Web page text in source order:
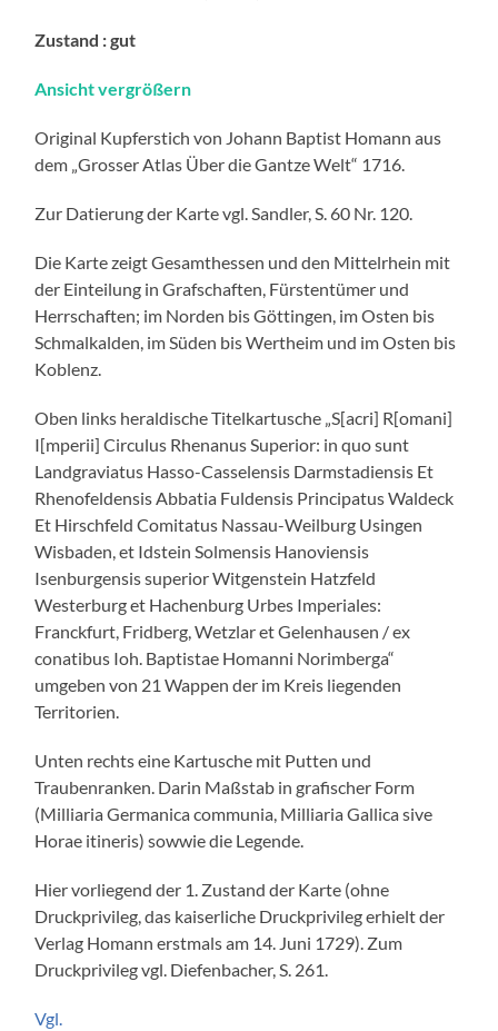
Zustand : gut
Ansicht vergrößern
Original Kupferstich von Johann Baptist Homann aus
dem „Grosser Atlas Über die Gantze Welt“ 1716.
Zur Datierung der Karte vgl. Sandler, S. 60 Nr. 120.
Die Karte zeigt Gesamthessen und den Mittelrhein mit
der Einteilung in Grafschaften, Fürstentümer und
Herrschaften; im Norden bis Göttingen, im Osten bis
Schmalkalden, im Süden bis Wertheim und im Osten bis
Koblenz.
Oben links heraldische Titelkartusche „S[acri] R[omani]
I[mperii] Circulus Rhenanus Superior: in quo sunt
Landgraviatus Hasso-Casselensis Darmstadiensis Et
Rhenofeldensis Abbatia Fuldensis Principatus Waldeck
Et Hirschfeld Comitatus Nassau-Weilburg Usingen
Wisbaden, et Idstein Solmensis Hanoviensis
Isenburgensis superior Witgenstein Hatzfeld
Westerburg et Hachenburg Urbes Imperiales:
Franckfurt, Fridberg, Wetzlar et Gelenhausen / ex
conatibus Ioh. Baptistae Homanni Norimberga“
umgeben von 21 Wappen der im Kreis liegenden
Territorien.
Unten rechts eine Kartusche mit Putten und
Traubenranken. Darin Maßstab in grafischer Form
(Milliaria Germanica communia, Milliaria Gallica sive
Horae itineris) sowwie die Legende.
Hier vorliegend der 1. Zustand der Karte (ohne
Druckprivileg, das kaiserliche Druckprivileg erhielt der
Verlag Homann erstmals am 14. Juni 1729). Zum
Druckprivileg vgl. Diefenbacher, S. 261.
Vgl.